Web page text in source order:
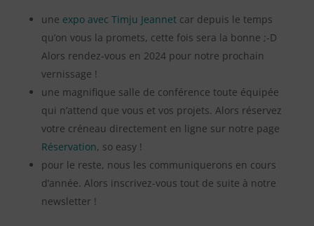
une expo avec Timju Jeannetcar depuis le temps
qu’on vous la promets, cette fois sera la bonne ;-D
Alors rendez-vous en 2024 pour notre prochain
vernissage !
une magnifique salle de conférence toute équipée
qui n’attend que vous et vos projets. Alors réservez
votre créneau directement en ligne sur notre page
Réservation, so easy !
pour le reste, nous les communiquerons en cours
d’année. Alors inscrivez-vous tout de suite à notre
newsletter !